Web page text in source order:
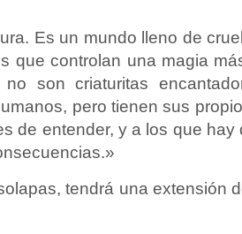
Es un mundo lleno de
que controlan una magia
son criaturitas
pero tienen sus
de entender, y a los que hay
tendrá una extensión